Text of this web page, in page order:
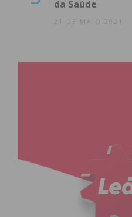
da Saúde
21 DE MAIO 2021